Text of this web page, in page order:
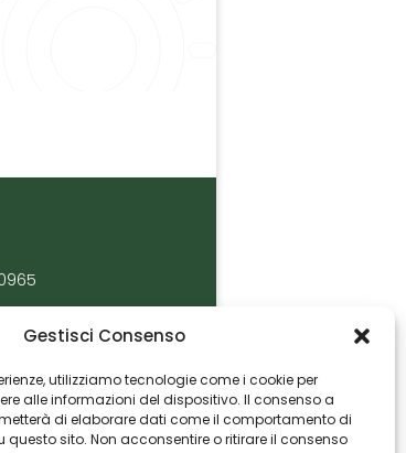
Gestisci Consenso
utilizziamo tecnologie come i cookie per
alle informazioni del dispositivo. Il consenso a
di elaborare dati come il comportamento di
questo sito. Non acconsentire o ritirare il consenso